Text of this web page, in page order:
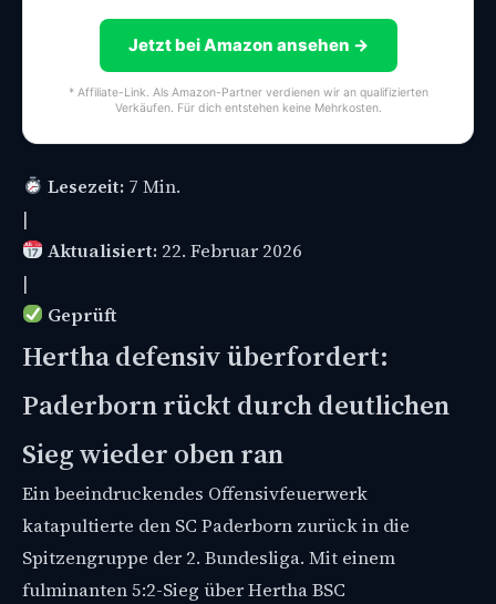
Jetzt bei Amazon ansehen →
* Affiliate-Link. Als Amazon-Partner verdienen wir an qualifizierten
Verkäufen. Für dich entstehen keine Mehrkosten.
Lesezeit:7 Min.
|
Aktualisiert:22. Februar 2026
|
Geprüft
Hertha defensiv überfordert:
Paderborn rückt durch deutlichen
Sieg wieder oben ran
Ein beeindruckendes Offensivfeuerwerk
katapultierte den SC Paderborn zurück in die
Spitzengruppe der 2. Bundesliga. Mit einem
fulminanten 5:2-Sieg über Hertha BSC